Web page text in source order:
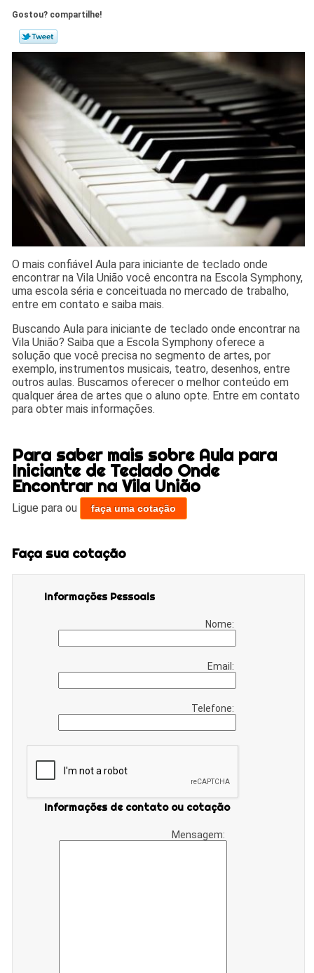
Gostou? compartilhe!
O mais confiável Aula para iniciante de teclado onde
encontrar na Vila União você encontra na Escola Symphony,
uma escola séria e conceituada no mercado de trabalho,
entre em contato e saiba mais.
Buscando Aula para iniciante de teclado onde encontrar na
Vila União? Saiba que a Escola Symphony oferece a
solução que você precisa no segmento de artes, por
exemplo, instrumentos musicais, teatro, desenhos, entre
outros aulas. Buscamos oferecer o melhor conteúdo em
qualquer área de artes que o aluno opte. Entre em contato
para obter mais informações.
Para saber mais sobre Aula para
Iniciante de Teclado Onde
Encontrar na Vila União
Ligue paraou faça uma cotação
Faça sua cotação
Informações Pessoais
Nome:
Email:
Telefone:
Informações de contato ou cotação
Mensagem: